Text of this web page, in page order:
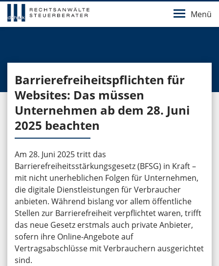
Menü
Barrierefreiheitspflichten für
Websites: Das müssen
Unternehmen ab dem 28. Juni
2025 beachten
Am 28. Juni 2025 tritt das
Barrierefreiheitsstärkungsgesetz (BFSG) in Kraft –
mit nicht unerheblichen Folgen für Unternehmen,
die digitale Dienstleistungen für Verbraucher
anbieten. Während bislang vor allem öffentliche
Stellen zur Barrierefreiheit verpflichtet waren, trifft
das neue Gesetz erstmals auch private Anbieter,
sofern ihre Online-Angebote auf
Vertragsabschlüsse mit Verbrauchern ausgerichtet
sind.